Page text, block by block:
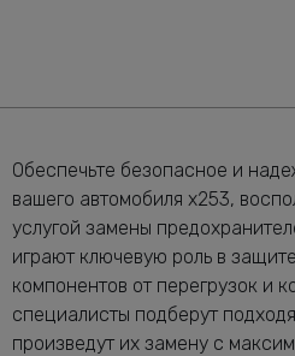
Обеспечьте безопасное и
вашего автомобиля x253,
услугой замены
играют ключевую роль в
компонентов от перегрузок и
специалисты подберут
произведут их замену с